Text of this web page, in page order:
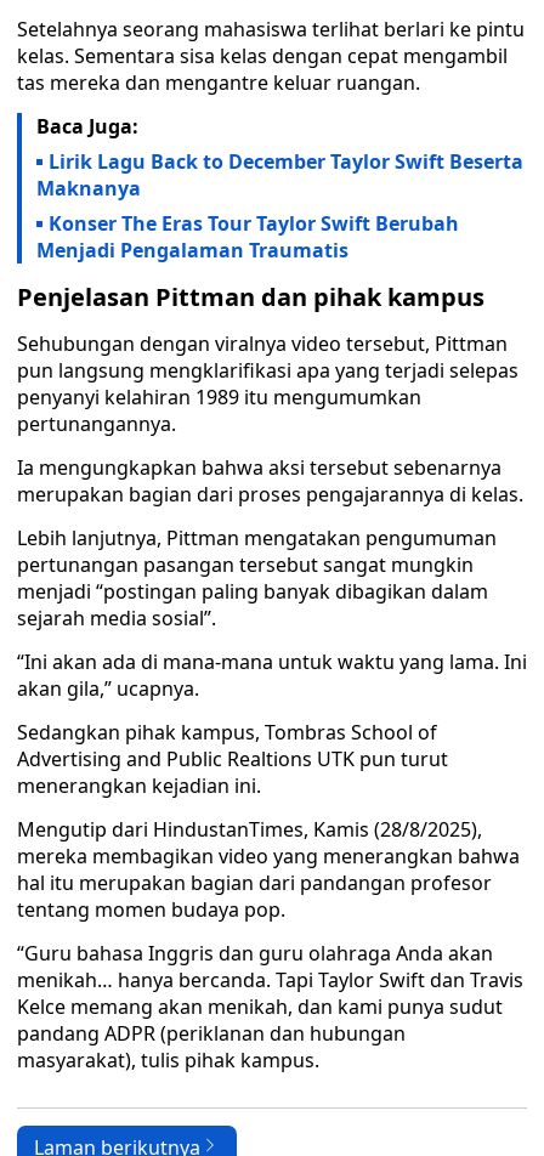
Setelahnya seorang mahasiswa terlihat berlari ke pintu
kelas. Sementara sisa kelas dengan cepat mengambil
tas mereka dan mengantre keluar ruangan.
Baca Juga:
Lirik Lagu Back to December Taylor Swift Beserta
Maknanya
Konser The Eras Tour Taylor Swift Berubah
Menjadi Pengalaman Traumatis
Penjelasan Pittman dan pihak kampus
Sehubungan dengan viralnya video tersebut, Pittman
pun langsung mengklarifikasi apa yang terjadi selepas
penyanyi kelahiran 1989 itu mengumumkan
pertunangannya.
Ia mengungkapkan bahwa aksi tersebut sebenarnya
merupakan bagian dari proses pengajarannya di kelas.
Lebih lanjutnya, Pittman mengatakan pengumuman
pertunangan pasangan tersebut sangat mungkin
menjadi “postingan paling banyak dibagikan dalam
sejarah media sosial”.
“Ini akan ada di mana-mana untuk waktu yang lama. Ini
akan gila,” ucapnya.
Sedangkan pihak kampus, Tombras School of
Advertising and Public Realtions UTK pun turut
menerangkan kejadian ini.
Mengutip dari HindustanTimes, Kamis (28/8/2025),
mereka membagikan video yang menerangkan bahwa
hal itu merupakan bagian dari pandangan profesor
tentang momen budaya pop.
“Guru bahasa Inggris dan guru olahraga Anda akan
menikah… hanya bercanda. Tapi Taylor Swift dan Travis
Kelce memang akan menikah, dan kami punya sudut
pandang ADPR (periklanan dan hubungan
masyarakat), tulis pihak kampus.
Laman berikutnya